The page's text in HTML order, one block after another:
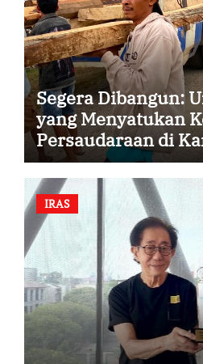
Segera Dibangun:
yang Menyatukan
Persaudaraan di
IRAS